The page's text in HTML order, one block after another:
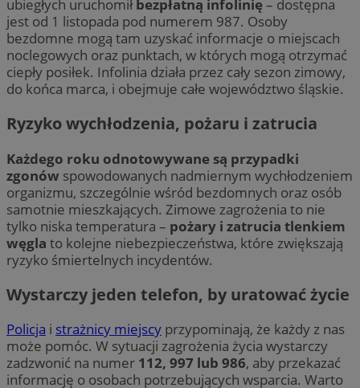
ubiegłych uruchomiłbezpłatną infolinię– dostępna
jest od 1 listopada pod numerem 987. Osoby
bezdomne mogą tam uzyskać informacje o miejscach
noclegowych oraz punktach, w których mogą otrzymać
ciepły posiłek. Infolinia działa przez cały sezon zimowy,
do końca marca, i obejmuje całe województwo śląskie.
Ryzyko wychłodzenia, pożaru i zatrucia
Każdego roku odnotowywane są przypadki
zgonów spowodowanych nadmiernym wychłodzeniem
organizmu, szczególnie wśród bezdomnych oraz osób
samotnie mieszkających. Zimowe zagrożenia to nie
tylko niska temperatura – pożary i zatrucia tlenkiem
węgla to kolejne niebezpieczeństwa, które zwiększają
ryzyko śmiertelnych incydentów.
Wystarczy jeden telefon, by uratować życie
Policja i strażnicy miejscy przypominają, że każdy z nas
może pomóc. W sytuacji zagrożenia życia wystarczy
zadzwonić na numer 112, 997 lub 986, aby przekazać
informację o osobach potrzebujących wsparcia. Warto